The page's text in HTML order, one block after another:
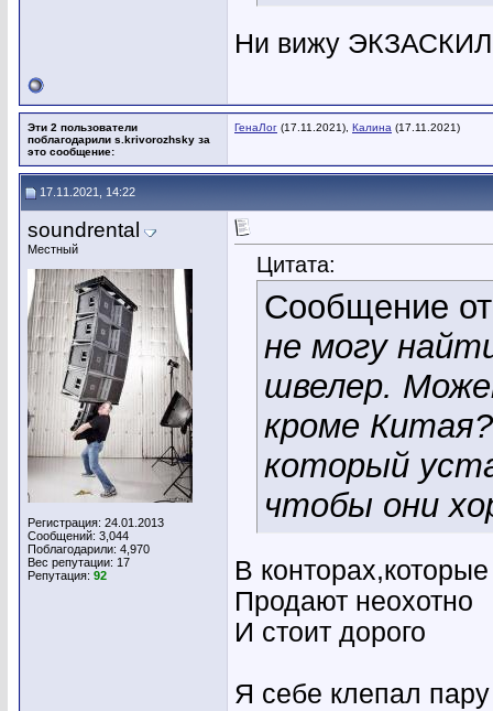
Ни вижу
Эти 2 пользователи
поблагодарили s.krivorozhsky за
это сообщение:
ГенаЛог (17.11.2021), Калина (17.11.2021)
17.11.2021, 14:22
soundrental
Местный
Регистрация: 24.01.2013
Сообщений: 3,044
Поблагодарили: 4,970
Вес репутации: 17
Репутация: 92
Цитата:
Сообщение
не могу
швелер.
кроме
который
чтобы они
В
Продают неохотно
И стоит дорого
Я себе клепал